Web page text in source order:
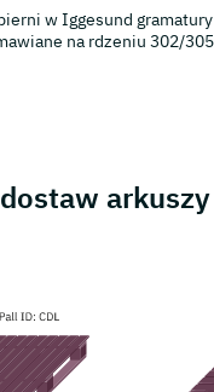
w Iggesund
na rdzeniu 302/
arkuszy